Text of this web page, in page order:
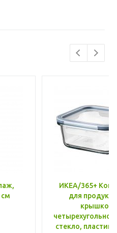
см
ИКЕА/365+
для
крышкой,
стекло, пластик